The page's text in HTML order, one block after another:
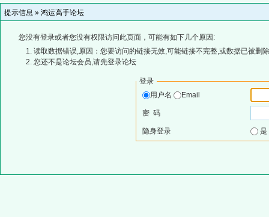
提示信息 » 鸿运高手论坛
您没有登录或者您没有权限访问此页面，可能有如下几个原因:
读取数据错误,原因：您要访问的链接无效,可能链接不完整,或数据已被删
您还不是论坛会员,请先登录论坛
登录
用户名
Email
密 码
隐身登录